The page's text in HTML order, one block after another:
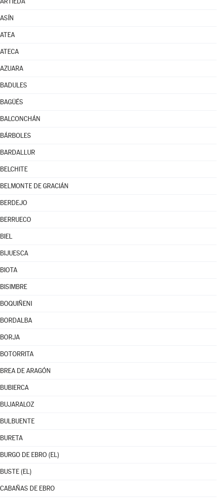
ASÍN
ATEA
ATECA
AZUARA
BADULES
BAGÜÉS
BALCONCHÁN
BÁRBOLES
BARDALLUR
BELCHITE
BELMONTE DE GRACIÁN
BERDEJO
BERRUECO
BIEL
BIJUESCA
BIOTA
BISIMBRE
BOQUIÑENI
BORDALBA
BORJA
BOTORRITA
BREA DE ARAGÓN
BUBIERCA
BUJARALOZ
BULBUENTE
BURETA
BURGO DE EBRO (EL)
BUSTE (EL)
CABAÑAS DE EBRO